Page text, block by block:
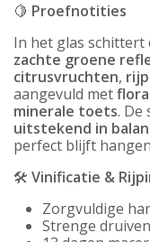
🍋 Proefnotities
In het glas schittert
zachte groene
citrusvruchten,
aangevuld met
minerale toets. De
uitstekend in
perfect blijft
🛠️ Vinificatie &
Zorgvuldige
Strenge